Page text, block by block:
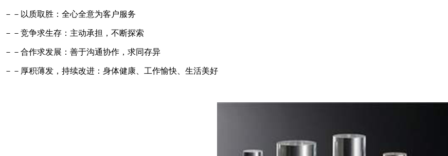
－－以质取胜：全心全意为客户服务
－－竞争求生存：主动承担，不断探索
－－合作求发展：善于沟通协作，求同存异
－－厚积薄发，持续改进：身体健康、工作愉快、生活美好